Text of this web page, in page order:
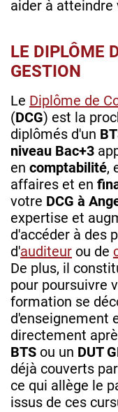
aider à
LE DIPLÔME
GESTION
Le Diplôme de
(DCG) est la
diplômés d'un
niveau Bac+3
en comptabilité,
affaires et en
votre DCG à
expertise et
d'accéder à des
d'auditeur ou de
De plus, il
pour poursuivre
formation se
d'enseignement
directement
BTS ou un DUT
déjà couverts
ce qui allège le
issus de ces